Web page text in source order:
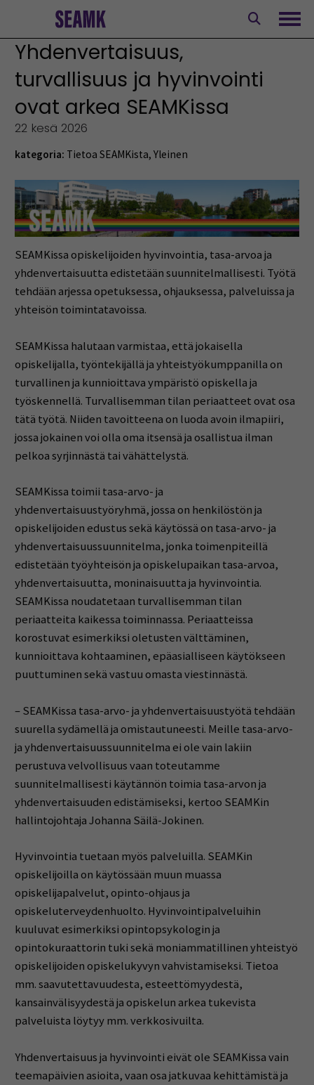
Yhdenvertaisuus,
turvallisuus ja hyvinvointi
ovat arkea SEAMKissa
22 kesä 2026
kategoria: Tietoa SEAMKista, Yleinen
SEAMKissa opiskelijoiden hyvinvointia, tasa-arvoa ja
yhdenvertaisuutta edistetään suunnitelmallisesti. Työtä
tehdään arjessa opetuksessa, ohjauksessa, palveluissa ja
yhteisön toimintatavoissa.
SEAMKissa halutaan varmistaa, että jokaisella
opiskelijalla, työntekijällä ja yhteistyökumppanilla on
turvallinen ja kunnioittava ympäristö opiskella ja
työskennellä. Turvallisemman tilan periaatteet ovat osa
tätä työtä. Niiden tavoitteena on luoda avoin ilmapiiri,
jossa jokainen voi olla oma itsensä ja osallistua ilman
pelkoa syrjinnästä tai vähättelystä.
SEAMKissa toimii tasa-arvo- ja
yhdenvertaisuustyöryhmä, jossa on henkilöstön ja
opiskelijoiden edustus sekä käytössä on tasa-arvo- ja
yhdenvertaisuussuunnitelma, jonka toimenpiteillä
edistetään työyhteisön ja opiskelupaikan tasa-arvoa,
yhdenvertaisuutta, moninaisuutta ja hyvinvointia.
SEAMKissa noudatetaan turvallisemman tilan
periaatteita kaikessa toiminnassa. Periaatteissa
korostuvat esimerkiksi oletusten välttäminen,
kunnioittava kohtaaminen, epäasialliseen käytökseen
puuttuminen sekä vastuu omasta viestinnästä.
– SEAMKissa tasa-arvo- ja yhdenvertaisuustyötä tehdään
suurella sydämellä ja omistautuneesti. Meille tasa-arvo-
ja yhdenvertaisuussuunnitelma ei ole vain lakiin
perustuva velvollisuus vaan toteutamme
suunnitelmallisesti käytännön toimia tasa-arvon ja
yhdenvertaisuuden edistämiseksi, kertoo SEAMKin
hallintojohtaja Johanna Säilä-Jokinen.
Hyvinvointia tuetaan myös palveluilla. SEAMKin
opiskelijoilla on käytössään muun muassa
opiskelijapalvelut, opinto-ohjaus ja
opiskeluterveydenhuolto. Hyvinvointipalveluihin
kuuluvat esimerkiksi opintopsykologin ja
opintokuraattorin tuki sekä moniammatillinen yhteistyö
opiskelijoiden opiskelukyvyn vahvistamiseksi. Tietoa
mm. saavutettavuudesta, esteettömyydestä,
kansainvälisyydestä ja opiskelun arkea tukevista
palveluista löytyy mm. verkkosivuilta.
Yhdenvertaisuus ja hyvinvointi eivät ole SEAMKissa vain
teemapäivien asioita, vaan osa jatkuvaa kehittämistä ja